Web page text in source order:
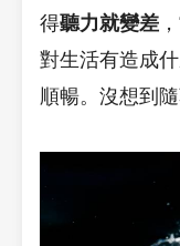
得聽力就變差
對生活有造成
順暢。沒想到